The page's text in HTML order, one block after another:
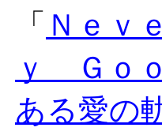
「 Ｎｅｖ
ｙ Ｇｏ
ある愛の